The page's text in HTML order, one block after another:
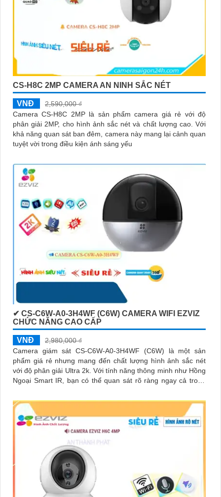
CS-H8C 2MP CAMERA AN NINH SẮC NÉT
VNĐ
2,590,000 ₫
Camera CS-H8C 2MP là sản phẩm camera giá rẻ với độ
phân giải 2MP, cho hình ảnh sắc nét và chất lượng cao. Với
khả năng quan sát ban đêm, camera này mang lại cảnh quan
tuyệt vời trong điều kiện ánh sáng yếu
✔ CS-C6W-A0-3H4WF (C6W) CAMERA WIFI EZVIZ
CHỨC NĂNG CAO CẤP
VNĐ
2,980,000 ₫
Camera giám sát CS-C6W-A0-3H4WF (C6W) là một sản
phẩm giá rẻ nhưng mang đến chất lượng hình ảnh sắc nét
với độ phân giải Ultra 2k. Với tính năng thông minh như Hồng
Ngoại Smart IR, bạn có thể quan sát rõ ràng ngay cả trong